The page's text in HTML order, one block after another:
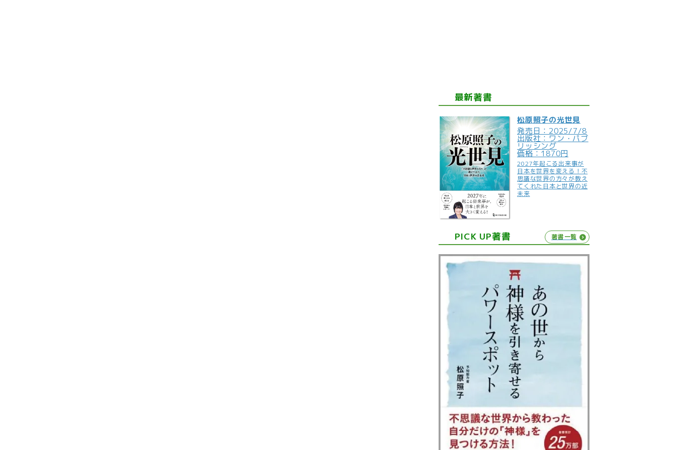
最新著書
松原照子の光世見
発売日：2025/7/8
出版社：ワン・パブ
リッシング
価格：1870円
2027年起こる出来事が
日本を世界を変える！不
思議な世界の方々が教え
てくれた日本と世界の近
未来
PICK UP著書 著書一覧